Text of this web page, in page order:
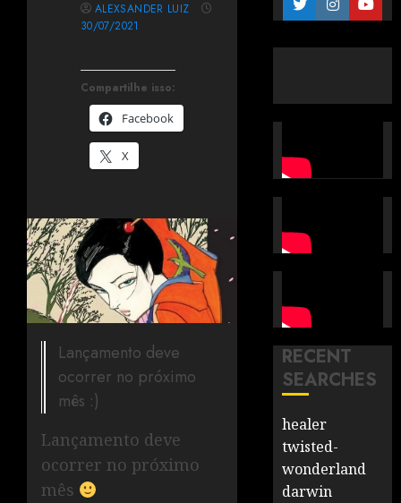
Compartilhe isso:
Facebook
X
ALEXSANDER LUIZ
30/07/2021
Lançamento deve
ocorrer no próximo
mês :)
Lançamento deve
ocorrer no próximo
mês
RECENT
SEARCHES
healer
twisted-
wonderland
darwin